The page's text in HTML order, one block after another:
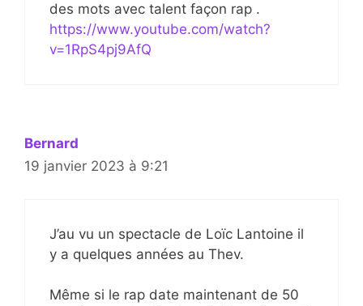
des mots avec talent façon rap .
https://www.youtube.com/watch?
v=1RpS4pj9AfQ
Bernard
19 janvier 2023 à 9:21
J’au vu un spectacle de Loïc Lantoine il
y a quelques années au Thev.
Même si le rap date maintenant de 50